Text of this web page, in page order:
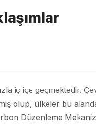
iç içe geçmektedir.
olup, ülkeler bu
Düzenleme